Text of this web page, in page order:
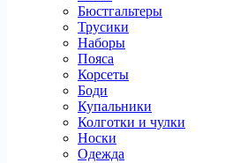
Бюстгальтеры
Трусики
Наборы
Пояса
Корсеты
Боди
Купальники
Колготки и чулки
Носки
Одежда